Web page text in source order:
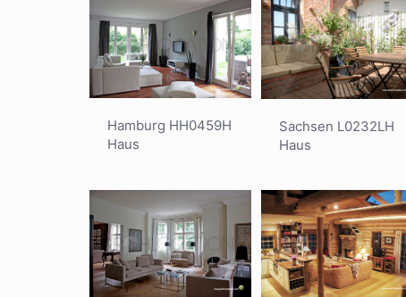
Hamburg HH0459H
Haus
Sachsen L0232LH
Haus